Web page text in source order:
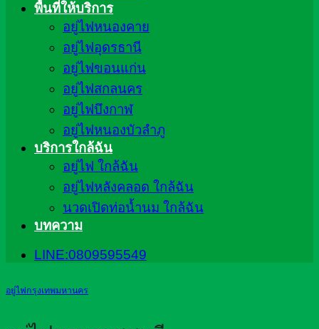
พื้นที่ให้บริการ
อยู่ไฟหนองคาย
อยู่ไฟอุดรธานี
อยู่ไฟขอนแก่น
อยู่ไฟสกลนคร
อยู่ไฟบึงกาฬ
อยู่ไฟหนองบัวลำภู
บริการใกล้ฉัน
อยู่ไฟ ใกล้ฉัน
อยู่ไฟหลังคลอด ใกล้ฉัน
นวดเปิดท่อน้ำนม ใกล้ฉัน
บทความ
LINE:0809595549
อยู่ไฟกรุงเทพมหานคร